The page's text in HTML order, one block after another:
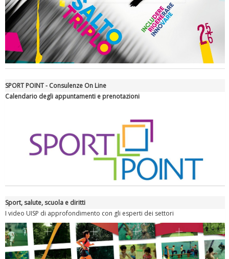
Tiziano Pesce a Radio InBlu2000 traccia il bilancio della stagione
SPORT POINT - Consulenze On Line
Calendario degli appuntamenti e prenotazioni
Sport, salute, scuola e diritti
I video UISP di approfondimento con gli esperti dei settori